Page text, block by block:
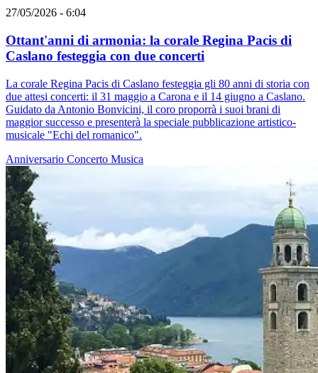
27/05/2026 - 6:04
Ottant'anni di armonia: la corale Regina Pacis di
Caslano festeggia con due concerti
La corale Regina Pacis di Caslano festeggia gli 80 anni di storia con
due attesi concerti: il 31 maggio a Carona e il 14 giugno a Caslano.
Guidato da Antonio Bonvicini, il coro proporrà i suoi brani di
maggior successo e presenterà la speciale pubblicazione artistico-
musicale "Echi del romanico".
Anniversario Concerto Musica